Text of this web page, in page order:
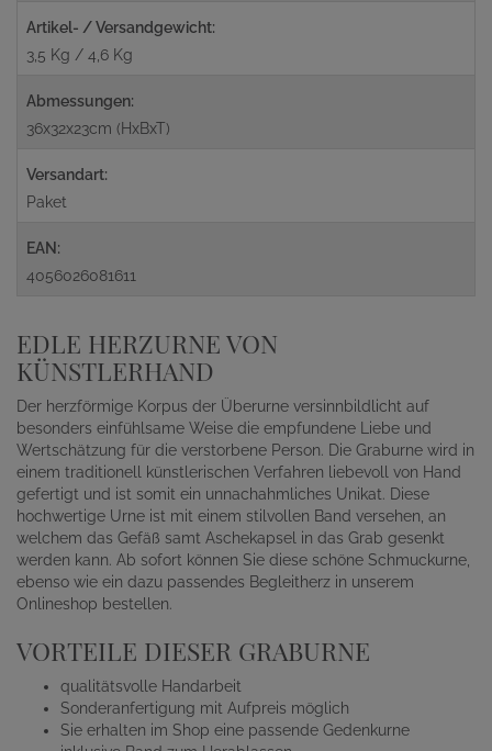
Artikel- / Versandgewicht:
3,5 Kg / 4,6 Kg
Abmessungen:
36x32x23cm (HxBxT)
Versandart:
Paket
EAN:
4056026081611
EDLE HERZURNE VON
KÜNSTLERHAND
Der herzförmige Korpus der Überurne versinnbildlicht auf
besonders einfühlsame Weise die empfundene Liebe und
Wertschätzung für die verstorbene Person. Die Graburne wird in
einem traditionell künstlerischen Verfahren liebevoll von Hand
gefertigt und ist somit ein unnachahmliches Unikat. Diese
hochwertige Urne ist mit einem stilvollen Band versehen, an
welchem das Gefäß samt Aschekapsel in das Grab gesenkt
werden kann. Ab sofort können Sie diese schöne Schmuckurne,
ebenso wie ein dazu passendes Begleitherz in unserem
Onlineshop bestellen.
VORTEILE DIESER GRABURNE
qualitätsvolle Handarbeit
Sonderanfertigung mit Aufpreis möglich
Sie erhalten im Shop eine passende Gedenkurne